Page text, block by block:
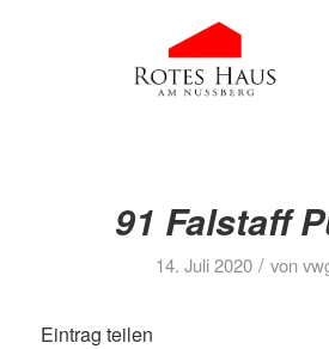
91 Falstaff
14. Juli 2020 / von
Eintrag teilen